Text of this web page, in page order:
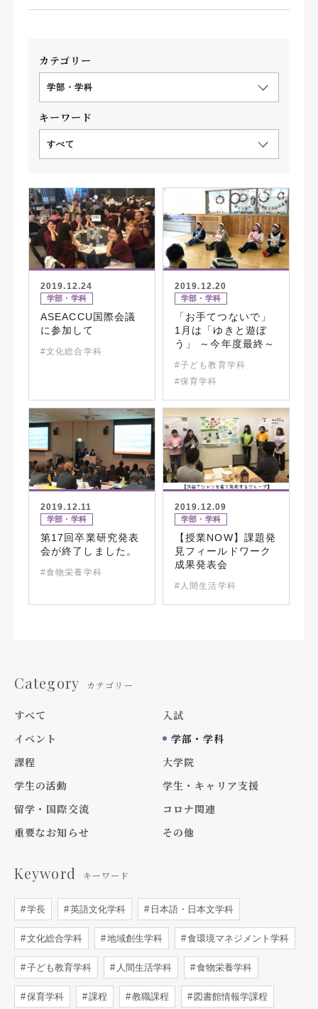
カテゴリー
学部・学科
キーワード
すべて
2019.12.24
学部・学科
ASEACCU国際会議
に参加して
#文化総合学科
2019.12.20
学部・学科
「お手てつないで」
1月は「ゆきと遊ぼ
う」 ～今年度最終～
#子ども教育学科
#保育学科
2019.12.11
学部・学科
第17回卒業研究発表
会が終了しました。
#食物栄養学科
2019.12.09
学部・学科
【授業NOW】課題発
見フィールドワーク
成果発表会
#人間生活学科
Category カテゴリー
すべて
入試
イベント
学部・学科
課程
大学院
学生の活動
学生・キャリア支援
留学・国際交流
コロナ関連
重要なお知らせ
その他
Keyword キーワード
学長 英語文化学科 日本語・日本文学科
文化総合学科 地域創生学科 食環境マネジメント学科
子ども教育学科 人間生活学科 食物栄養学科
保育学科 課程 教職課程 図書館情報学課程